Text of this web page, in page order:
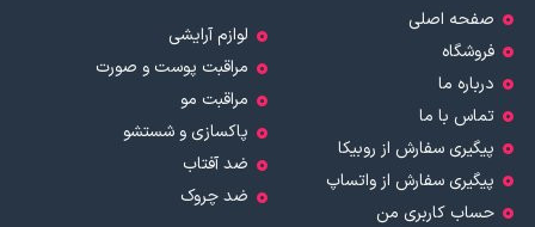
صفحه اصلی
فروشگاه
درباره ما
تماس با ما
پیگیری سفارش از روبیکا
پیگیری سفارش از واتساپ
حساب کاربری من
لوازم آرایشی
مراقبت پوست و صورت
مراقبت مو
پاکسازی و شستشو
ضد آفتاب
ضد چروک